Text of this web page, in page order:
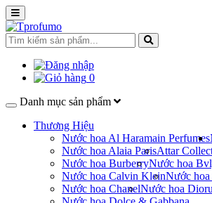
0
Danh mục sản phẩm
Thương Hiệu
Nước hoa Al Haramain Perfumes
Nước hoa Alaia ParisAttar
Nước hoa BurberryNước hoa
Nước hoa Calvin KleinNước hoa
Nước hoa ChanelNước hoa Dior